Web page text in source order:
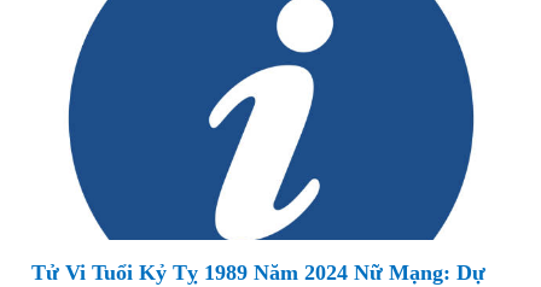
Tử Vi Tuổi Kỷ Tỵ 1989 Năm 2024 Nữ Mạng: Dự